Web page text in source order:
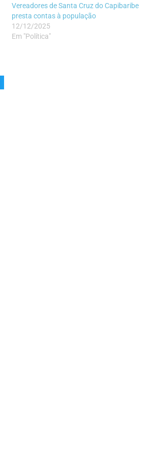
Vereadores de Santa Cruz do Capibaribe
presta contas à população
12/12/2025
Em "Política"